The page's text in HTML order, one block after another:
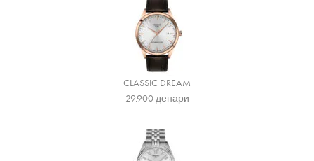
CLASSIC DREAM
29.900денари